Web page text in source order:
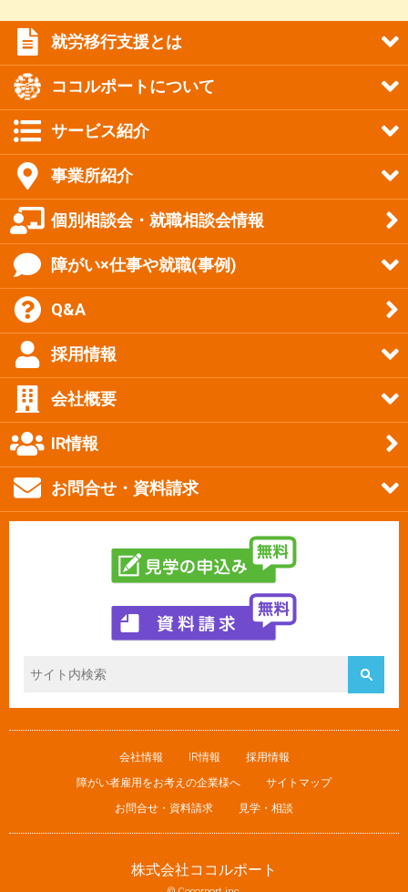
就労移行支援とは
ココルポートについて
サービス紹介
事業所紹介
個別相談会・就職相談会情報
障がい×仕事や就職(事例)
Q&A
採用情報
会社概要
IR情報
お問合せ・資料請求
会社情報 IR情報
採用情報
障がい者雇用をお考えの企業様へ
サイトマップ
お問合せ・資料請求
見学・相談
株式会社ココルポート